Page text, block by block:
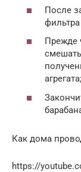
После
Прежде
агрегата;
Как дома
https://